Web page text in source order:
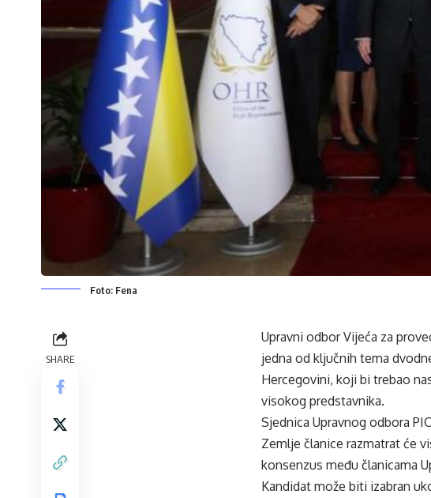
Foto: Fena
SHARE
Upravni odbor Vijeća za
jedna od ključnih tema
Hercegovini, koji bi trebao
visokog predstavnika.
Sjednica Upravnog odbora
Zemlje članice razmatrat će
konsenzus među članicama
Kandidat može biti izabran